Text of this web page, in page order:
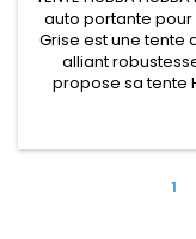
auto portante pour
Grise est une tente
alliant
propose sa tente
légère format
1